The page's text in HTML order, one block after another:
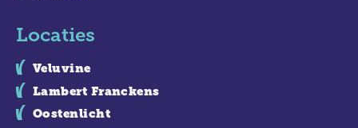
Locaties
Veluvine
Lambert Franckens
Oostenlicht